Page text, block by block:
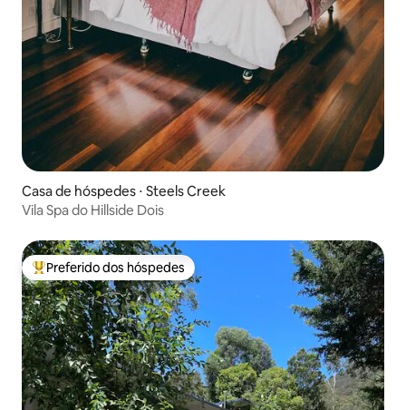
Casa de hóspedes ⋅ Steels Creek
Vila Spa do Hillside Dois
Entre os melhores preferidos dos hóspedes
Preferido dos hóspedes